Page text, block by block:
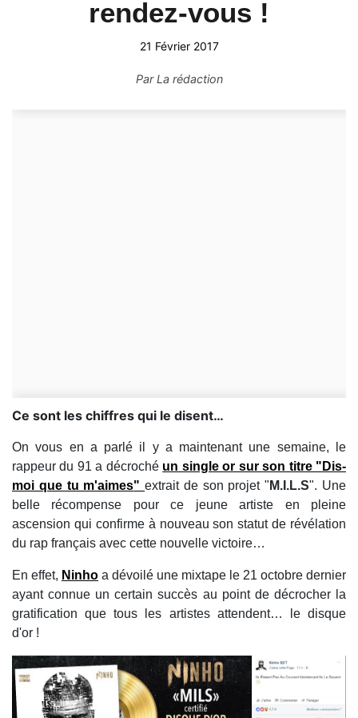
rendez-vous !
21 Février 2017
ParLa rédaction
Ce sont les chiffres qui le disent…
On vous en a parlé il y a maintenant une semaine, le
rappeur du 91 a décroché un single or sur son titre " Dis-
moi que tu m'aimes"extrait de son projet " M.I.L.S". Une
belle récompense pour ce jeune artiste en pleine
ascension qui confirme à nouveau son statut de révélation
du rap français avec cette nouvelle victoire…
En effet, Ninho a dévoilé une mixtape le 21 octobre dernier
ayant connue un certain succès au point de décrocher la
gratification que tous les artistes attendent… le disque
d'or !